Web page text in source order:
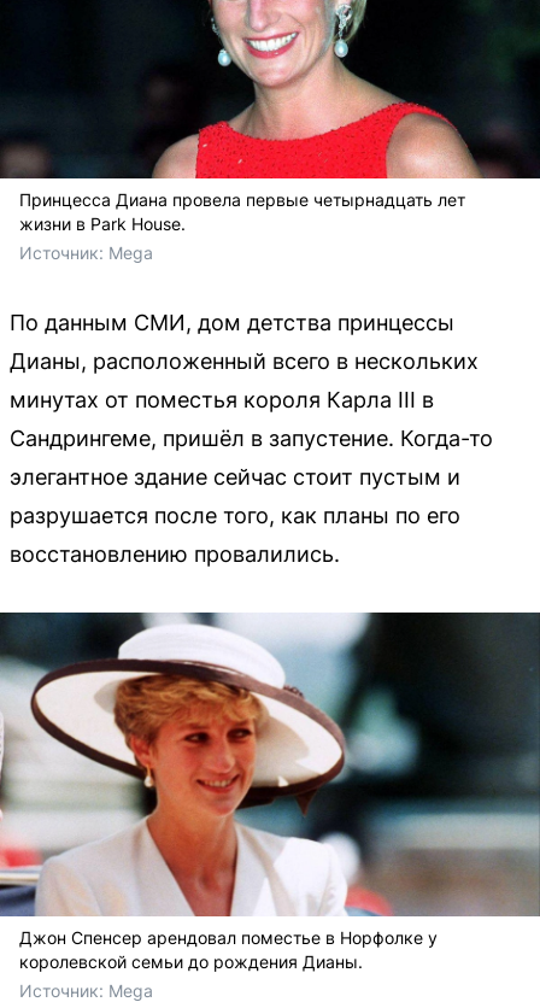
Принцесса Диана провела первые четырнадцать лет
жизни в Park House.
Источник: Mega
По данным СМИ, дом детства принцессы
Дианы, расположенный всего в нескольких
минутах от поместья короля Карла III в
Сандрингеме, пришёл в запустение. Когда-то
элегантное здание сейчас стоит пустым и
разрушается после того, как планы по его
восстановлению провалились.
Джон Спенсер арендовал поместье в Норфолке у
королевской семьи до рождения Дианы.
Источник: Mega